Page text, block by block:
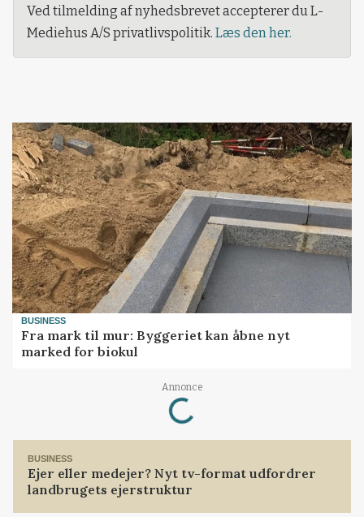
Ved tilmelding af nyhedsbrevet accepterer du L-
Mediehus A/S privatlivspolitik. Læs den her.
BUSINESS
Fra mark til mur: Byggeriet kan åbne nyt
marked for biokul
Annonce
Loading...
BUSINESS
Ejer eller medejer? Nyt tv-format udfordrer
landbrugets ejerstruktur